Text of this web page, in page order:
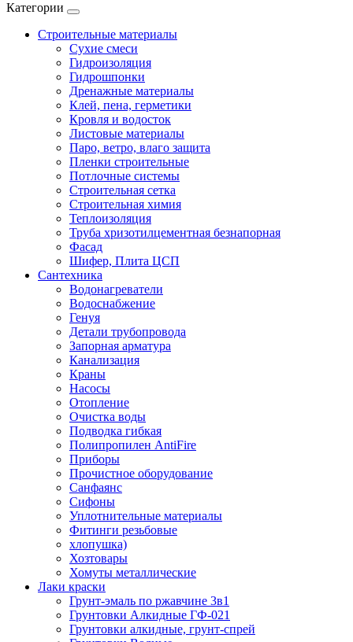
Категории
Строительные материалы
Сухие смеси
Гидроизоляция
Гидрошпонки
Дренажные материалы
Клей, пена, герметики
Кровля и водосток
Листовые материалы
Паро, ветро, влаго защита
Пленки строительные
Потлочные системы
Строительная сетка
Строительная химия
Теплоизоляция
Труба хризотилцементная безнапорная
Фасад
Шифер, Плита ЦСП
Сантехника
Водонагреватели
Водоснабжение
Генуя
Детали трубопровода
Запорная арматура
Канализация
Краны
Насосы
Отопление
Очистка воды
Подводка гибкая
Полипропилен AntiFire
Приборы
Прочистное оборудование
Санфаянс
Сифоны
Уплотнительные материалы
Фитинги резьбовые
хлопушка)
Хозтовары
Хомуты металлические
Лаки краски
Грунт-эмаль по ржавчине 3в1
Грунтовки Алкидные ГФ-021
Грунтовки алкидные, грунт-спрей